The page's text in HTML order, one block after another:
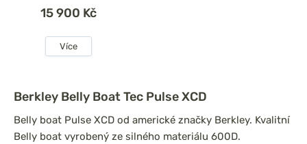
15 900 Kč
Více
Berkley Belly Boat Tec Pulse XCD
Belly boat Pulse XCD od americké značky Berkley. Kvalitní
Belly boat vyrobený ze silného materiálu 600D.